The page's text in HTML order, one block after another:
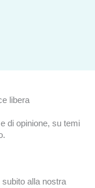
libera
di opinione, su temi
alla nostra